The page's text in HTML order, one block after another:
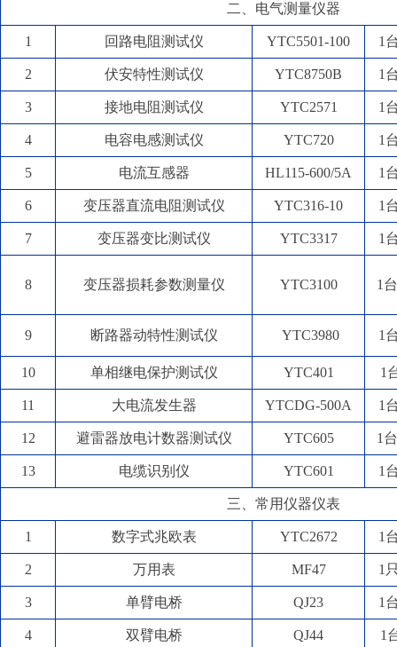
二、电气测量仪器
1 回路电阻测试仪 YTC5501-100 1
2 伏安特性测试仪 YTC8750B 1
3 接地电阻测试仪 YTC2571 1
4 电容电感测试仪 YTC720 1
5 电流互感器 HL115-600/5A 1
6 变压器直流电阻测试仪 YTC316-10 1
7 变压器变比测试仪 YTC3317 1
8 变压器损耗参数测量仪 YTC3100 1
9 断路器动特性测试仪 YTC3980 1
10 单相继电保护测试仪 YTC401 1
11 大电流发生器 YTCDG-500A 1
12 避雷器放电计数器测试仪 YTC605 1
13 电缆识别仪 YTC601 1
三、常用仪器仪表
1 数字式兆欧表 YTC2672 1
2 万用表 MF47 1
3 单臂电桥 QJ23 1
4 双臂电桥 QJ44 1